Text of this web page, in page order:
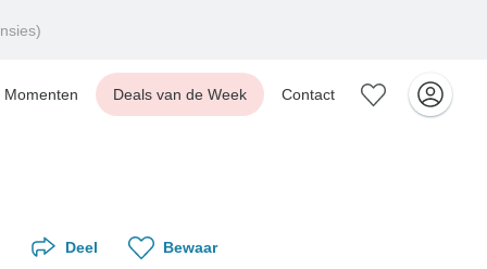
Momenten Deals van de Week Contact
Deel Bewaar